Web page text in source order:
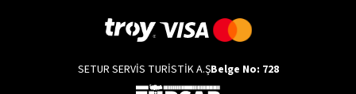
SETUR SERVİS TURİSTİK A.ŞBelge No: 728